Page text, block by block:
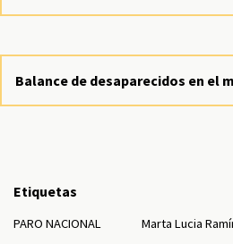
Balance de desaparecidos en el
Etiquetas
PARO NACIONAL Marta Lucia